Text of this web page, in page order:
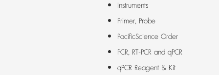
Instruments
Primer, Probe
PacificScience Order
PCR, RT-PCR and qPCR
qPCR Reagent & Kit